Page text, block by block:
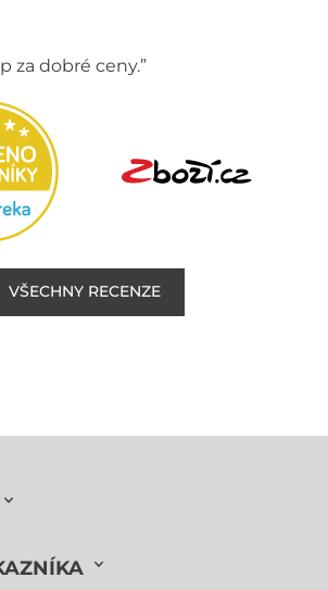
za dobré ceny.”
VŠECHNY RECENZE